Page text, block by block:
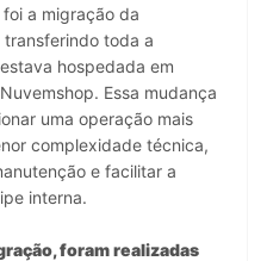
a migração da
toda a
hospedada em
Essa mudança
uma operação mais
complexidade técnica,
e facilitar a
interna.
foram realizadas